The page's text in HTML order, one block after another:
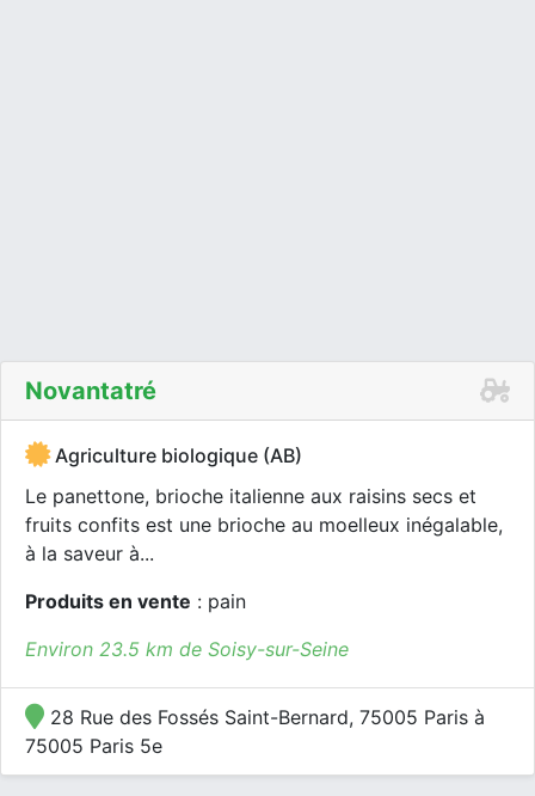
Novantatré
Agriculture biologique (AB)
Le panettone, brioche italienne aux raisins secs et
fruits confits est une brioche au moelleux inégalable,
à la saveur à...
Produits en vente : pain
Environ 23.5 km de Soisy-sur-Seine
28 Rue des Fossés Saint-Bernard, 75005 Paris à
75005 Paris 5e